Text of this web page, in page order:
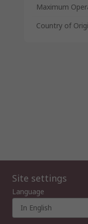
Maximum
Country of
Site settings
Language
In English